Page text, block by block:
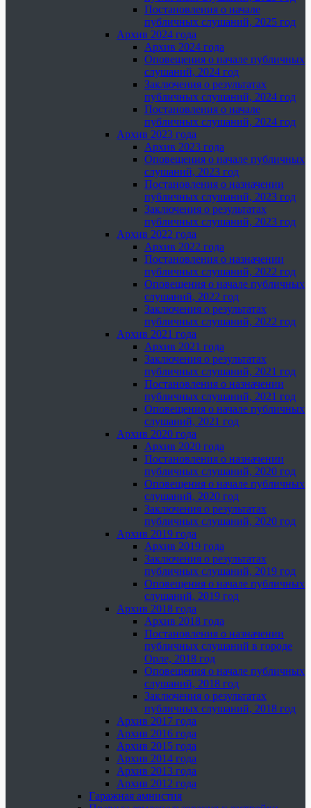
Постановления о начале
публичных слушаний, 2025 год
Архив 2024 года
Архив 2024 года
Оповещения о начале публичных
слушаний, 2024 год
Заключения о результатах
публичных слушаний, 2024 год
Постановления о начале
публичных слушаний, 2024 год
Архив 2023 года
Архив 2023 года
Оповещения о начале публичных
слушаний, 2023 год
Постановления о назначении
публичных слушаний, 2023 год
Заключения о результатах
публичных слушаний, 2023 год
Архив 2022 года
Архив 2022 года
Постановления о назначении
публичных слушаний, 2022 год
Оповещения о начале публичных
слушаний, 2022 год
Заключения о результатах
публичных слушаний, 2022 год
Архив 2021 года
Архив 2021 года
Заключения о результатах
публичных слушаний, 2021 год
Постановления о назначении
публичных слушаний, 2021 год
Оповещения о начале публичных
слушаний, 2021 год
Архив 2020 года
Архив 2020 года
Постановления о назначении
публичных слушаний, 2020 год
Оповещения о начале публичных
слушаний, 2020 год
Заключения о результатах
публичных слушаний, 2020 год
Архив 2019 года
Архив 2019 года
Заключения о результатах
публичных слушаний, 2019 год
Оповещения о начале публичных
слушаний, 2019 год
Архив 2018 года
Архив 2018 года
Постановления о назначении
публичных слушаний в городе
Орле, 2018 год
Оповещения о начале публичных
слушаний, 2018 год
Заключения о результатах
публичных слушаний, 2018 год
Архив 2017 года
Архив 2016 года
Архив 2015 года
Архив 2014 года
Архив 2013 года
Архив 2012 года
Гаражная амнистия